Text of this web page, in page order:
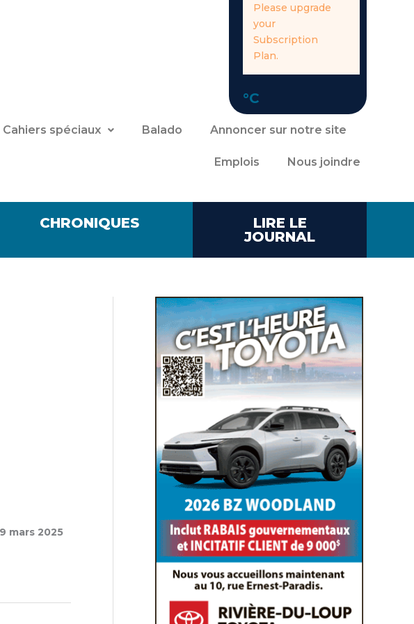
Please upgrade
your
Subscription
Plan.
°C
Cahiers spéciaux Balado Annoncer sur notre site
Emplois Nous joindre
CHRONIQUES
LIRE LE
JOURNAL
mars 2025